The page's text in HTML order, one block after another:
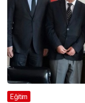
Eğitim